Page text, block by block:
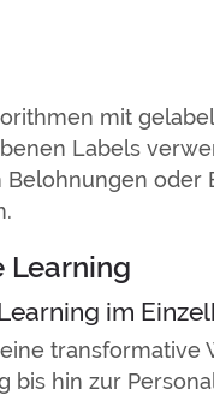
mit
Labels
oder
Learning
im
bis hin zur